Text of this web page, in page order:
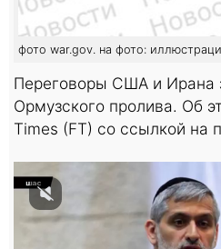
фото war.gov. на фото:
Переговоры США и Ирана
Ормузского пролива. Об
Times (FT) со ссылкой на